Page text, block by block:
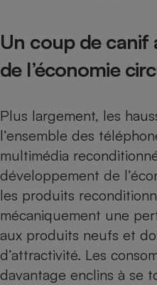
Un coup de canif
de l’économie
Plus largement, les
l’ensemble des
multimédia
développement de
les produits
mécaniquement une
aux produits neufs et
d’attractivité. Les
davantage enclins à se